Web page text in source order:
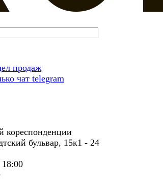
продаж
чат telegram
кореспонденции
бульвар, 15к1 - 24